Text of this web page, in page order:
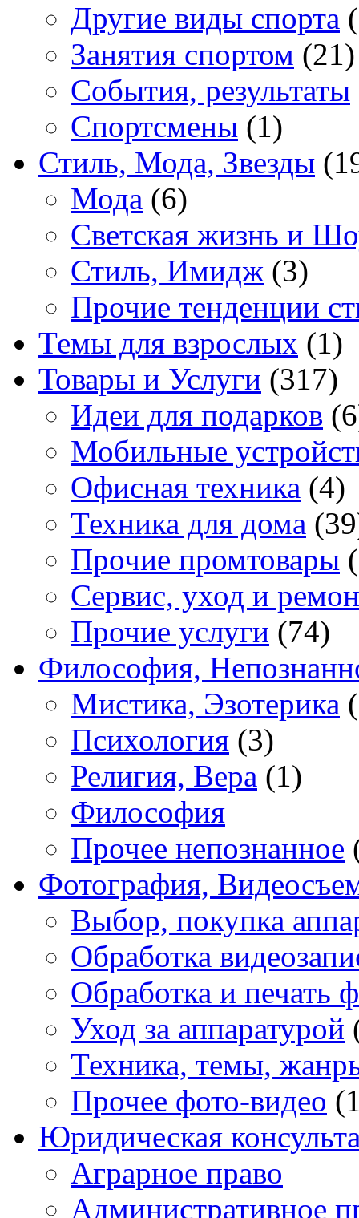
Другие виды спорта
Занятия спортом (21)
События, результаты
Спортсмены (1)
Стиль, Мода, Звезды
Мода (6)
Светская жизнь и
Стиль, Имидж (3)
Прочие тенденции
Темы для взрослых (1)
Товары и Услуги (317)
Идеи для подарков
Мобильные
Офисная техника (4)
Техника для дома
Прочие промтовары
Сервис, уход и
Прочие услуги (74)
Философия,
Мистика, Эзотерика
Психология (3)
Религия, Вера (1)
Философия
Прочее непознанное
Фотография,
Выбор, покупка
Обработка
Обработка и печать
Уход за аппаратурой
Техника, темы,
Прочее фото-видео
Юридическая
Аграрное право
Административное